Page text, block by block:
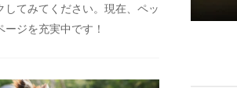
してみてください。現在、ペッ
ージを充実中です！